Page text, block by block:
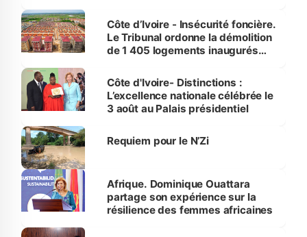
Côte d’Ivoire - Insécurité foncière.
Le Tribunal ordonne la démolition
de 1 405 logements inaugurés
Bassam
Côte d'Ivoire- Distinctions :
L’excellence nationale célébrée le
3 août au Palais présidentiel
Requiem pour le N’Zi
Afrique. Dominique Ouattara
partage son expérience sur la
résilience des femmes africaines